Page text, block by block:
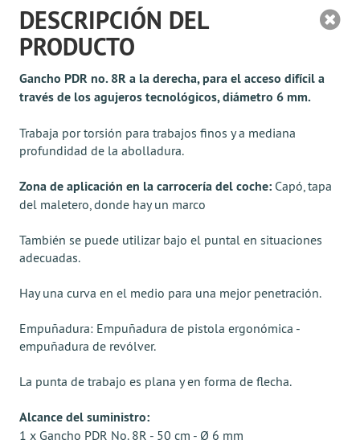
DESCRIPCIÓN DEL
PRODUCTO
Gancho PDR no. 8R a la derecha, para el acceso difícil a
través de los agujeros tecnológicos, diámetro 6 mm.
Trabaja por torsión para trabajos finos y a mediana
profundidad de la abolladura.
Zona de aplicación en la carrocería del coche: Capó, tapa
del maletero, donde hay un marco
También se puede utilizar bajo el puntal en situaciones
adecuadas.
Hay una curva en el medio para una mejor penetración.
Empuñadura: Empuñadura de pistola ergonómica -
empuñadura de revólver.
La punta de trabajo es plana y en forma de flecha.
Alcance del suministro:
1 x Gancho PDR No. 8R - 50 cm - Ø 6 mm